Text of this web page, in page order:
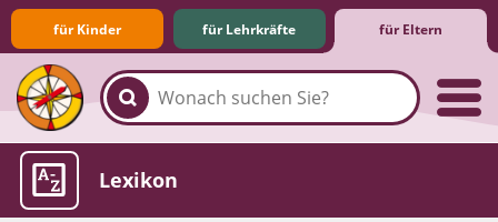
für Kinder für Lehrkräfte für Eltern
Familie & Medien
Spieletipps & Lernsoftware
Die Jüngsten im Netz
Lexikon